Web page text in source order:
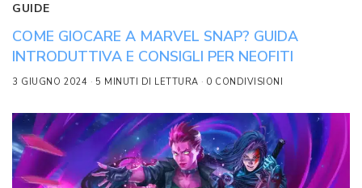
GUIDE
COME GIOCARE A MARVEL SNAP? GUIDA
INTRODUTTIVA E CONSIGLI PER NEOFITI
3 GIUGNO 2024 5 MINUTI DI LETTURA 0 CONDIVISIONI